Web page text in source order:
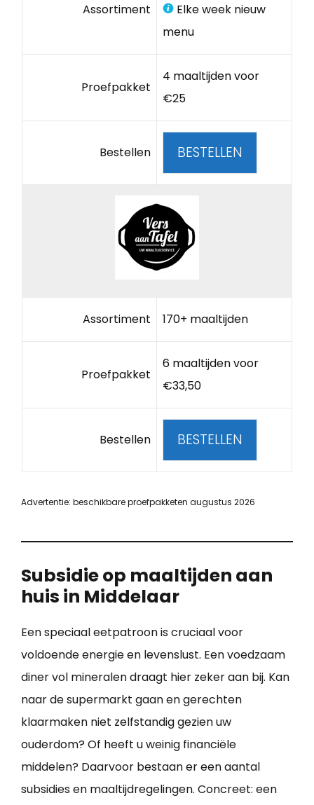
Assortiment
Elke week nieuw
menu
Proefpakket
4 maaltijden voor
€25
Bestellen BESTELLEN
Assortiment 170+ maaltijden
Proefpakket
6 maaltijden voor
€33,50
Bestellen BESTELLEN
Advertentie: beschikbare proefpakketen augustus 2026
Subsidie op maaltijden aan
huis in Middelaar
Een speciaal eetpatroon is cruciaal voor
voldoende energie en levenslust. Een voedzaam
diner vol mineralen draagt hier zeker aan bij. Kan
naar de supermarkt gaan en gerechten
klaarmaken niet zelfstandig gezien uw
ouderdom? Of heeft u weinig financiële
middelen? Daarvoor bestaan er een aantal
subsidies en maaltijdregelingen. Concreet: een